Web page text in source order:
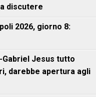
discutere
2026, giorno 8:
Gabriel Jesus tutto
darebbe apertura agli